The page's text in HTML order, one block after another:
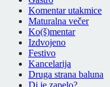
Komentar utakmice
Maturalna večer
Ko(š)mentar
Izdvojeno
Festivo
Kancelarija
Druga strana baluna